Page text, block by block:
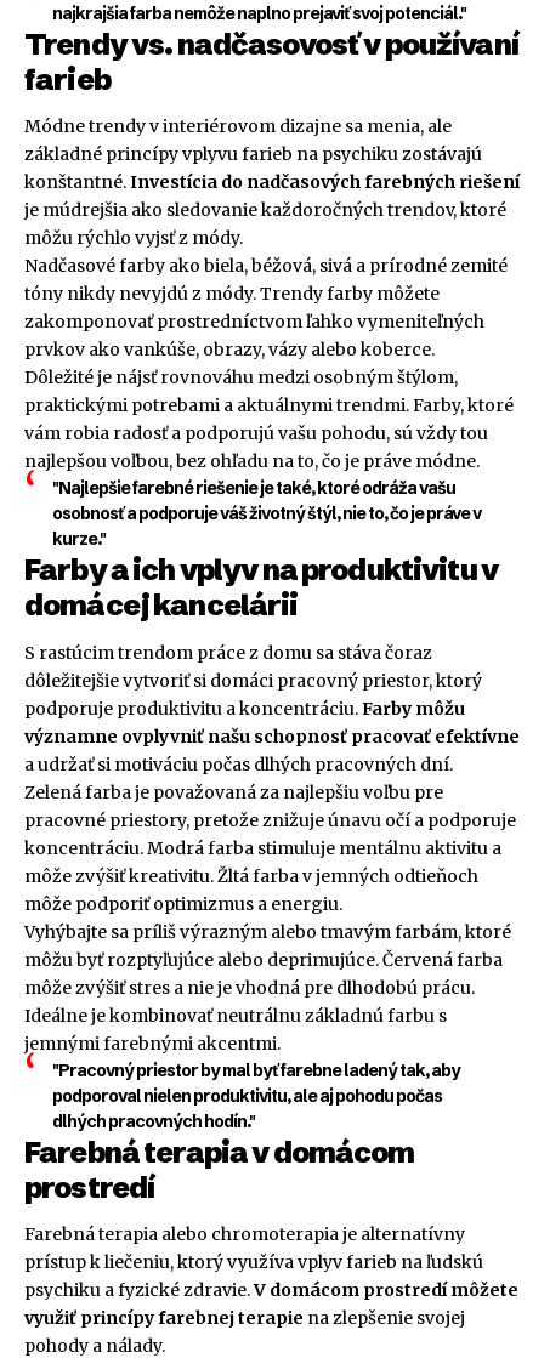
najkrajšia farba nemôže naplno prejaviť svoj potenciál."
Trendy vs. nadčasovosť v používaní
farieb
Módne trendy v interiérovom dizajne sa menia, ale
základné princípy vplyvu farieb na psychiku zostávajú
konštantné.Investícia do nadčasových farebných riešení
je múdrejšia ako sledovanie každoročných trendov, ktoré
môžu rýchlo vyjsť z módy.
Nadčasové farby ako biela, béžová, sivá a prírodné zemité
tóny nikdy nevyjdú z módy. Trendy farby môžete
zakomponovať prostredníctvom ľahko vymeniteľných
prvkov ako vankúše, obrazy, vázy alebo koberce.
Dôležité je nájsť rovnováhu medzi osobným štýlom,
praktickými potrebami a aktuálnymi trendmi. Farby, ktoré
vám robia radosť a podporujú vašu pohodu, sú vždy tou
najlepšou voľbou, bez ohľadu na to, čo je práve módne.
"Najlepšie farebné riešenie je také, ktoré odráža vašu
osobnosť a podporuje váš životný štýl, nie to, čo je práve v
kurze."
Farby a ich vplyv na produktivitu v
domácej kancelárii
S rastúcim trendom práce z domu sa stáva čoraz
dôležitejšie vytvoriť si domáci pracovný priestor, ktorý
podporuje produktivitu a koncentráciu.Farby môžu
významne ovplyvniť našu schopnosť pracovať efektívne
a udržať si motiváciu počas dlhých pracovných dní.
Zelená farba je považovaná za najlepšiu voľbu pre
pracovné priestory, pretože znižuje únavu očí a podporuje
koncentráciu. Modrá farba stimuluje mentálnu aktivitu a
môže zvýšiť kreativitu. Žltá farba v jemných odtieňoch
môže podporiť optimizmus a energiu.
Vyhýbajte sa príliš výrazným alebo tmavým farbám, ktoré
môžu byť rozptyľujúce alebo deprimujúce. Červená farba
môže zvýšiť stres a nie je vhodná pre dlhodobú prácu.
Ideálne je kombinovať neutrálnu základnú farbu s
jemnými farebnými akcentmi.
"Pracovný priestor by mal byť farebne ladený tak, aby
podporoval nielen produktivitu, ale aj pohodu počas
dlhých pracovných hodín."
Farebná terapia v domácom
prostredí
Farebná terapia alebo chromoterapia je alternatívny
prístup k liečeniu, ktorý využíva vplyv farieb na ľudskú
psychiku a fyzické zdravie.V domácom prostredí môžete
využiť princípy farebnej terapie na zlepšenie svojej
pohody a nálady.